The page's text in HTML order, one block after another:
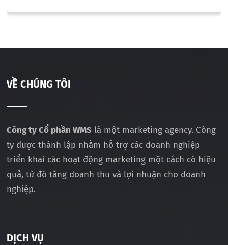
VỀ CHÚNG TÔI
Công ty Cổ phần WMS là một marketing agency. Công
ty được thành lập nhằm hỗ trợ các doanh nghiệp
triển khai các hoạt động marketing một cách có hiệu
quả, từ đó tăng doanh thu và lợi nhuận cho doanh
nghiệp.
DỊCH VỤ